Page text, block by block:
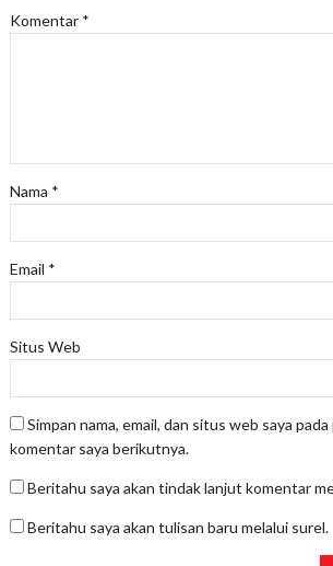
Komentar *
Nama *
Email *
Situs Web
Simpan nama, email, dan situs web saya
komentar saya berikutnya.
Beritahu saya akan tindak lanjut komentar
Beritahu saya akan tulisan baru melalui surel.